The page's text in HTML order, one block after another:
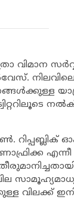
വിമാന
വിലക്ക്